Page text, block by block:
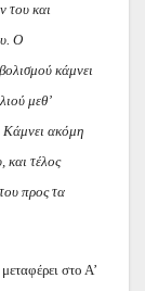
του και
Ο
κάμνει
μεθ’
Κάμνει ακόμη
και τέλος
προς τα
στο Α’